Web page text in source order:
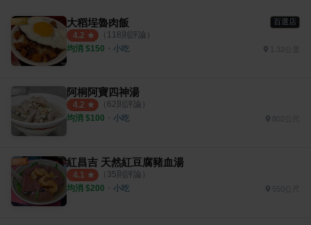
大稻埕魯肉飯 百選店
4.2 （ 118則評論）
均消 $150 ・ 小吃
阿桐阿寶四神湯
4.2 （ 62則評論）
均消 $100 ・ 小吃
紅昌吉 天然紅豆腐豬血湯
4.1 （ 35則評論）
均消 $200 ・ 小吃 550公尺